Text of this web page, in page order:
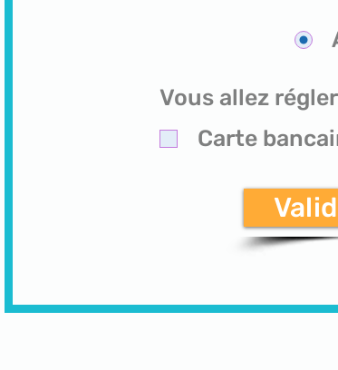
Vous allez
Carte